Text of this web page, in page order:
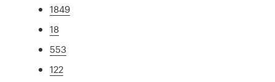
1849
18
553
122